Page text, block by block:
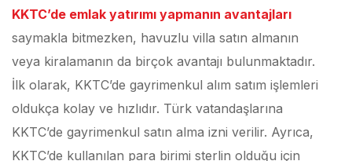
KKTC’de emlak yatırımı yapmanın avantajları
saymakla bitmezken, havuzlu villa satın almanın
veya kiralamanın da birçok avantajı bulunmaktadır.
İlk olarak, KKTC’de gayrimenkul alım satım işlemleri
oldukça kolay ve hızlıdır. Türk vatandaşlarına
KKTC’de gayrimenkul satın alma izni verilir. Ayrıca,
KKTC’de kullanılan para birimi sterlin olduğu için